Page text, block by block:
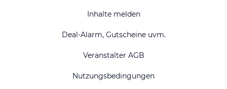
Inhalte melden
Deal-Alarm, Gutscheine uvm.
Veranstalter AGB
Nutzungsbedingungen